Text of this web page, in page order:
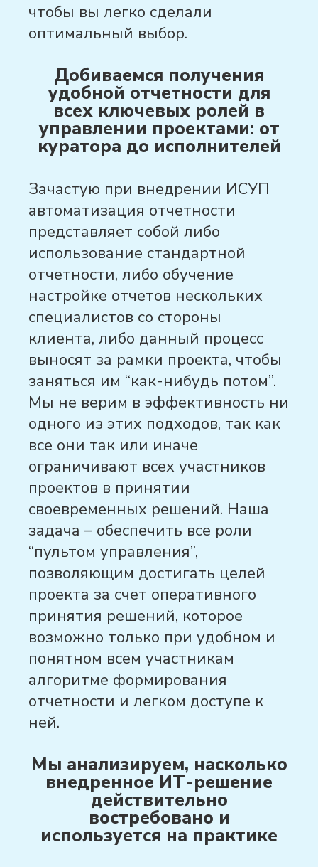
чтобы вы легко сделали
оптимальный выбор.
Добиваемся получения
удобной отчетности для
всех ключевых ролей в
управлении проектами: от
куратора до исполнителей
Зачастую при внедрении ИСУП
автоматизация отчетности
представляет собой либо
использование стандартной
отчетности, либо обучение
настройке отчетов нескольких
специалистов со стороны
клиента, либо данный процесс
выносят за рамки проекта, чтобы
заняться им “как-нибудь потом”.
Мы не верим в эффективность ни
одного из этих подходов, так как
все они так или иначе
ограничивают всех участников
проектов в принятии
своевременных решений. Наша
задача – обеспечить все роли
“пультом управления”,
позволяющим достигать целей
проекта за счет оперативного
принятия решений, которое
возможно только при удобном и
понятном всем участникам
алгоритме формирования
отчетности и легком доступе к
ней.
Мы анализируем, насколько
внедренное ИТ-решение
действительно
востребовано и
используется на практике